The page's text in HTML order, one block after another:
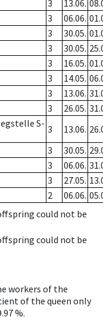
3 13.06.
3 06.06.
3 30.05.
3 30.05.
3 16.05.
3 14.05.
3 13.06.
3 26.05.
S- 3 13.06.
3 30.05.
3 06.06.
3 27.05.
2 06.06.
could not be
could not be
workers of the
of the queen only
%.